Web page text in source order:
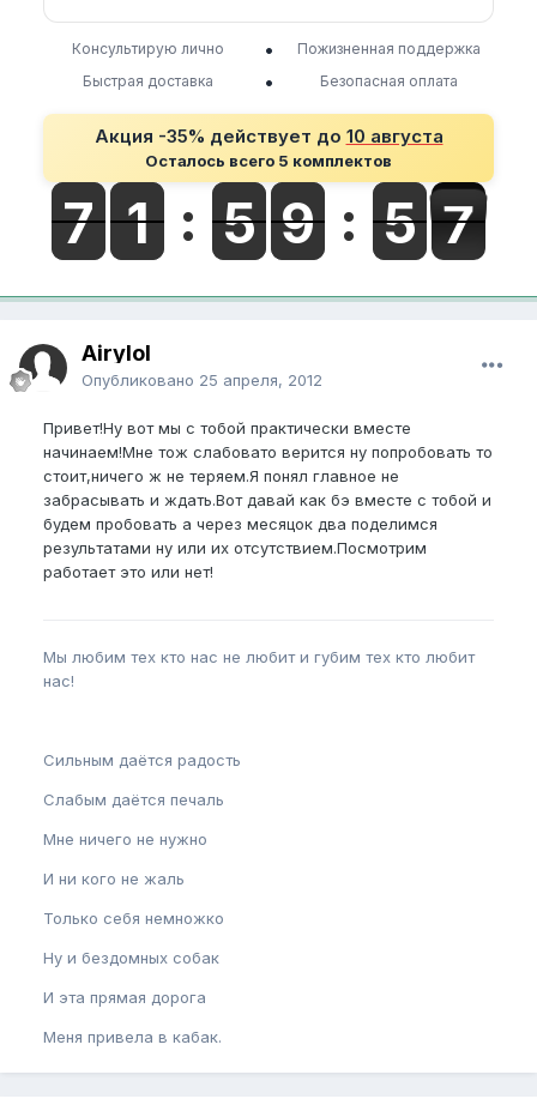
Консультирую лично •
Пожизненная поддержка
Быстрая доставка
• Безопасная оплата
Акция -35% действует до 10 августа
Осталось всего 5 комплектов
Airylol
Опубликовано 25 апреля, 2012
Привет!Ну вот мы с тобой практически вместе
начинаем!Мне тож слабовато верится ну попробовать то
стоит,ничего ж не теряем.Я понял главное не
забрасывать и ждать.Вот давай как бэ вместе с тобой и
будем пробовать а через месяцок два поделимся
результатами ну или их отсутствием.Посмотрим
работает это или нет!
Мы любим тех кто нас не любит и губим тех кто любит
нас!
Сильным даётся радость
Слабым даётся печаль
Мне ничего не нужно
И ни кого не жаль
Только себя немножко
Ну и бездомных собак
И эта прямая дорога
Меня привела в кабак.